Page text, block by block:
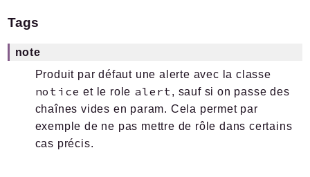
Tags
note
Produit par défaut une alerte avec la classe
notice et le role alert , sauf si on passe des
chaînes vides en param. Cela permet par
exemple de ne pas mettre de rôle dans certains
cas précis.